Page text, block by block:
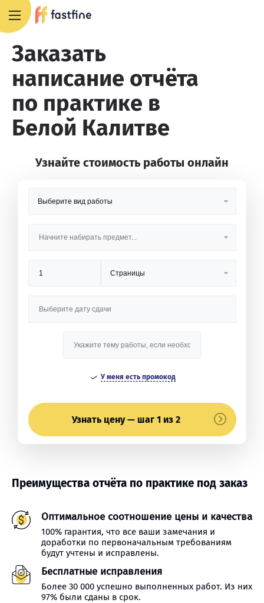
Заказать
написание отчёта
по практике в
Белой Калитве
Узнайте стоимость работы онлайн
У меня есть промокод
Узнать цену — шаг 1 из 2
Преимущества отчёта по практике под заказ
Оптимальное соотношение цены и качества
100% гарантия, что все ваши замечания и
доработки по первоначальным требованиям
будут учтены и исправлены.
Бесплатные исправления
Более 30 000 успешно выполненных работ. Из них
97% были сданы в срок.